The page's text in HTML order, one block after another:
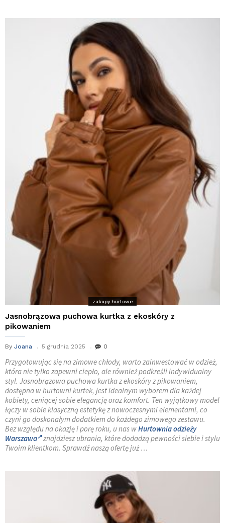
zakupy hurtowe
Jasnobrązowa puchowa kurtka z ekoskóry z
pikowaniem
By Joana 5 grudnia 2025 0
Przygotowując się na zimowe chłody, warto zainwestować w odzież,
która nie tylko zapewni ciepło, ale również podkreśli indywidualny
styl. Jasnobrązowa puchowa kurtka z ekoskóry z pikowaniem,
dostępna w hurtowni kurtek, jest idealnym wyborem dla każdej
kobiety, ceniącej sobie elegancję oraz komfort. Ten wyjątkowy model
łączy w sobie klasyczną estetykę z nowoczesnymi elementami, co
czyni go doskonałym dodatkiem do każdego zimowego zestawu.
Bez względu na okazję i porę roku, u nas wHurtownia odzieży
Warszawa znajdziesz ubrania, które dodadzą pewności siebie i stylu
Twoim klientkom. Sprawdź naszą ofertę już …